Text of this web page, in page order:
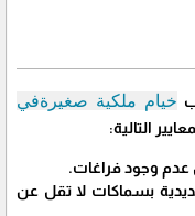
خيام ملكية صغيرةفي
التالية:
عدم وجود فراغات.
بسماكات لا تقل عن